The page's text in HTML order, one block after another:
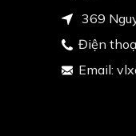
369
Điện
Email: